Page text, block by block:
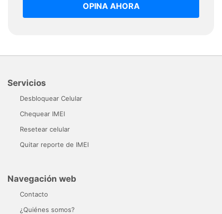
OPINA AHORA
Servicios
Desbloquear Celular
Chequear IMEI
Resetear celular
Quitar reporte de IMEI
Navegación web
Contacto
¿Quiénes somos?